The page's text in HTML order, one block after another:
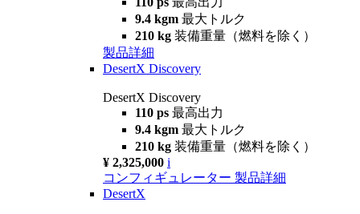
9.4 kgm 最大トルク
210 kg 装備重量（燃料を除く）
製品詳細
DesertX Discovery
DesertX Discovery
110 ps 最高出力
9.4 kgm 最大トルク
210 kg 装備重量（燃料を除く）
¥ 2,325,000 i
コンフィギュレーター 製品詳細
DesertX